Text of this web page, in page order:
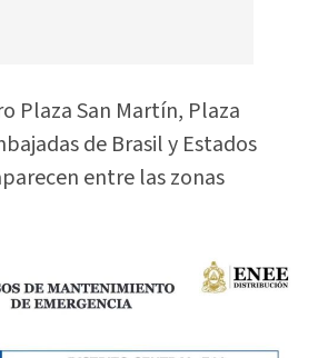
Plaza San Martín, Plaza
de Brasil y Estados
entre las zonas